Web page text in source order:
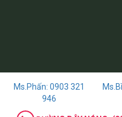
Ms.Phấn: 0903 321
946